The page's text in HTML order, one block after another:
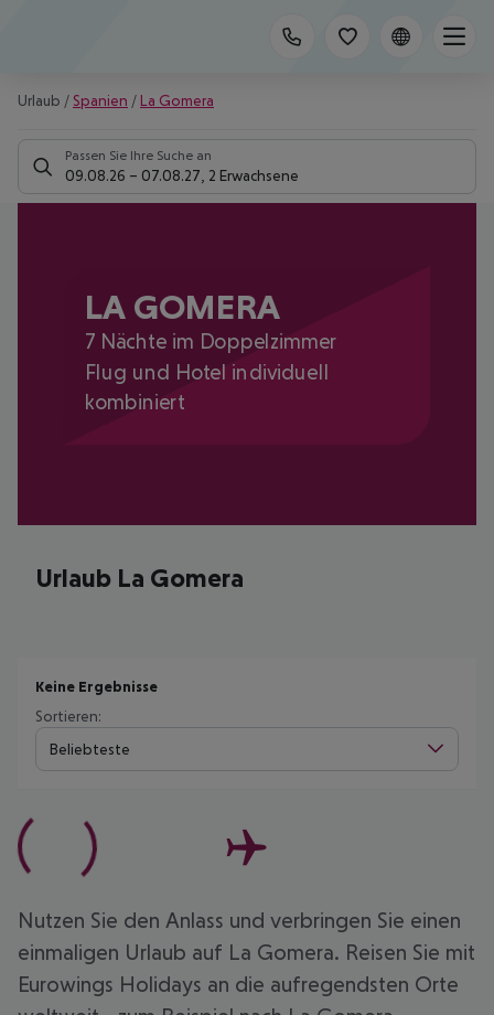
Urlaub / Spanien / La Gomera
Passen Sie Ihre Suche an
09.08.26 – 07.08.27 2 Erwachsene
LA GOMERA
7 Nächte im Doppelzimmer
Flug und Hotel individuell
kombiniert
Urlaub La Gomera
Keine Ergebnisse
Sortieren:
Beliebteste
Nutzen Sie den Anlass und verbringen Sie einen
einmaligen Urlaub auf La Gomera. Reisen Sie mit
Eurowings Holidays an die aufregendsten Orte